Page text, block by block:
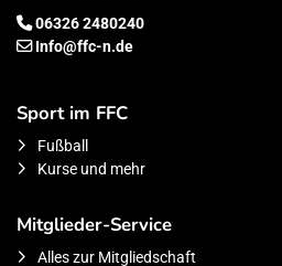
06326 2480240
Info@ffc-n.de
Sport im FFC
Fußball
Kurse und mehr
Mitglieder-Service
Alles zur Mitgliedschaft